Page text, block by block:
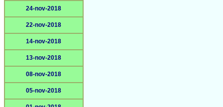
24-nov-2018
22-nov-2018
14-nov-2018
13-nov-2018
08-nov-2018
05-nov-2018